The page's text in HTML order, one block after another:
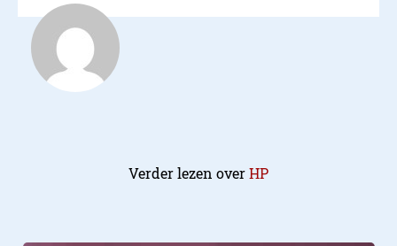
Verder lezen overHP